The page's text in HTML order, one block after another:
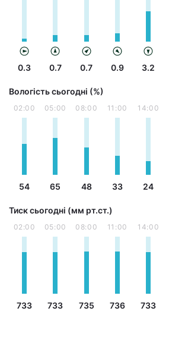
0.3 0.7 0.7 0.9 3.2
Вологість сьогодні (%)
02:00
54
05:00
65
08:00
48
11:00
33
14:00
24
Тиск сьогодні (мм рт.ст.)
02:00
733
05:00
733
08:00
735
11:00
736
14:00
733